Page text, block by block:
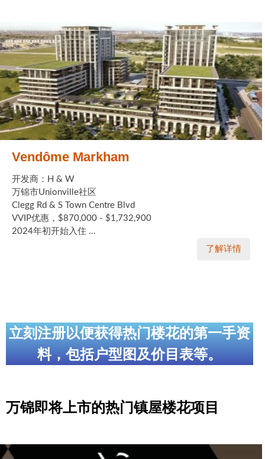
Vendôme Markham
开发商：H & W
万锦市Unionville社区
Clegg Rd & S Town Centre Blvd
VVIP优惠，$870,000 - $1,732,900
2024年初开始入住 ...
了解详情
立刻注册以便获得热门楼花的第一手资
料，包括户型图及价目表等。
万锦即将上市的热门镇屋楼花项目